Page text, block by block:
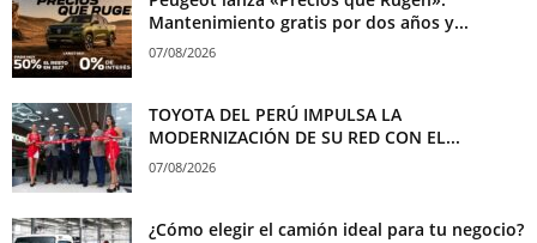
Mantenimiento gratis por dos años y...
07/08/2026
TOYOTA DEL PERÚ IMPULSA LA
MODERNIZACIÓN DE SU RED CON EL...
07/08/2026
¿Cómo elegir el camión ideal para tu negocio?